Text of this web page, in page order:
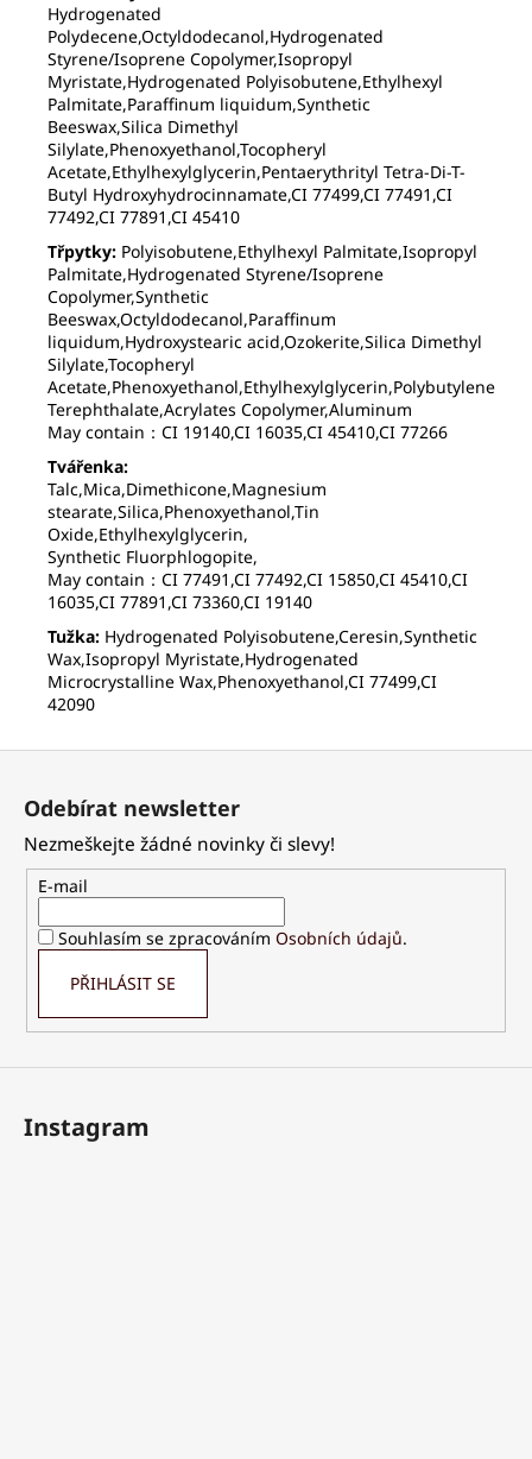
Hydrogenated
Polydecene,Octyldodecanol,Hydrogenated
Styrene/Isoprene Copolymer,Isopropyl
Myristate,Hydrogenated Polyisobutene,Ethylhexyl
Palmitate,Paraffinum liquidum,Synthetic
Beeswax,Silica Dimethyl
Silylate,Phenoxyethanol,Tocopheryl
Acetate,Ethylhexylglycerin,Pentaerythrityl Tetra-Di-T-
Butyl Hydroxyhydrocinnamate,CI 77499,CI 77491,CI
77492,CI 77891,CI 45410
Třpytky: Polyisobutene,Ethylhexyl Palmitate,Isopropyl
Palmitate,Hydrogenated Styrene/Isoprene
Copolymer,Synthetic
Beeswax,Octyldodecanol,Paraffinum
liquidum,Hydroxystearic acid,Ozokerite,Silica Dimethyl
Silylate,Tocopheryl
Acetate,Phenoxyethanol,Ethylhexylglycerin,Polybutylene
Terephthalate,Acrylates Copolymer,Aluminum
May contain：CI 19140,CI 16035,CI 45410,CI 77266
Tvářenka:
Talc,Mica,Dimethicone,Magnesium
stearate,Silica,Phenoxyethanol,Tin
Oxide,Ethylhexylglycerin,
Synthetic Fluorphlogopite,
May contain：CI 77491,CI 77492,CI 15850,CI 45410,CI
16035,CI 77891,CI 73360,CI 19140
Tužka: Hydrogenated Polyisobutene,Ceresin,Synthetic
Wax,Isopropyl Myristate,Hydrogenated
Microcrystalline Wax,Phenoxyethanol,CI 77499,CI
42090
Z
Odebírat newsletter
Nezmeškejte žádné novinky či slevy!
E-mail
Souhlasím se zpracováním Osobních údajů.
PŘIHLÁSIT SE
Instagram